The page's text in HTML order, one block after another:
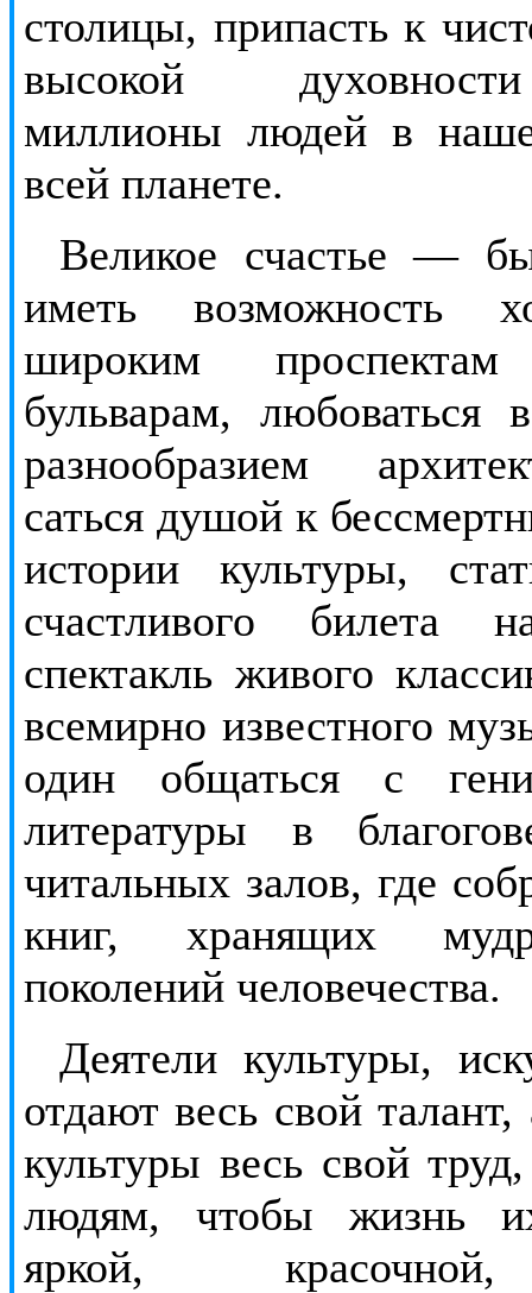
столицы, припасть к
высокой
миллионы людей в
всей планете.
Великое счастье —
иметь возможность
широким
бульварам, любоваться
разнообразием
саться душой к
истории культуры,
счастливого билета
спектакль живого
всемирно известного
один общаться с
литературы в
читальных залов, где
книг, хранящих
поколений человечества.
Деятели культуры,
отдают весь свой
культуры весь свой
людям, чтобы жизнь
яркой,